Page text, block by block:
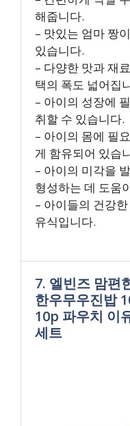
해줍니다.
– 맛있는 엄마 짱
있습니다.
– 다양한 맛과 재
택의 폭도 넓어집
– 아이의 성장에
취할 수 있습니다.
– 아이의 몸에 필
게 함유되어 있습
– 아이의 미각을
형성하는 데 도움
– 아이들의 건강
유식입니다.
7. 엘빈즈 맘편
한우무우진밥
10p 파우치 이
세트